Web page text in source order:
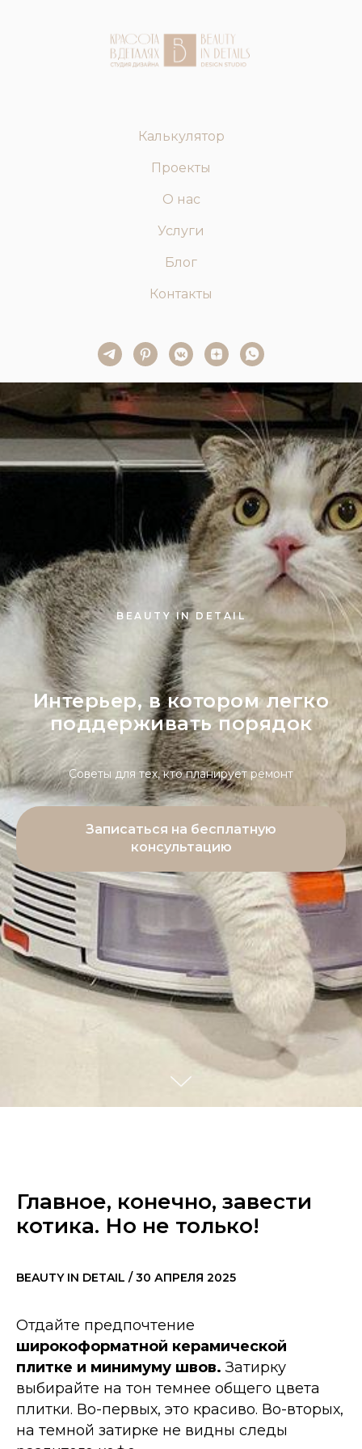
Калькулятор
Проекты
О нас
Услуги
Блог
Контакты
BEAUTY IN DETAIL
Интерьер, в котором легко
поддерживать порядок
Советы для тех, кто планирует ремонт
Записаться на бесплатную
консультацию
Главное, конечно, завести
котика. Но не только!
BEAUTY IN DETAIL / 30 АПРЕЛЯ 2025
Отдайте предпочтение
широкоформатной керамической
плитке и минимуму швов. Затирку
выбирайте на тон темнее общего цвета
плитки. Во-первых, это красиво. Во-вторых,
на темной затирке не видны следы